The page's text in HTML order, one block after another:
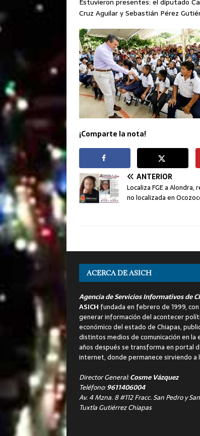
Cruz Aguilar y Sebastián Pérez
¡Comparte la nota!
ANTERIOR
Localiza FGE a
no localizada en
ACERCA DE ASICH
Agencia de Servicios Informativos de
ASICH fundada en febrero de 1999,
generar información del acontecer
económico del estado de Chiapas,
distintos medios de comunicación en la
años después se transforma en portal
internet, donde permanece sirviendo a
Director General:Cosme Vázquez
Teléfono:9611406004
Av. 4 Mzna. 8 #112 Fracc. San Pedro y
Tuxtla Gutiérrez Chiapas